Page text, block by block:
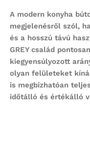
A modern konyha
megjelenésről szól,
és a hosszú távú
GREY család
kiegyensúlyozott
olyan felületeket
is megbízhatóan
időtálló és értékálló